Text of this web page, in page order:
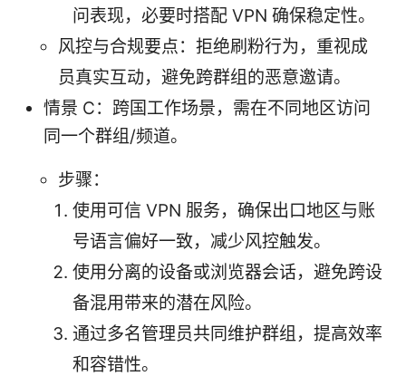
问表现，必要时搭配 VPN 确保稳定性。
风控与合规要点：拒绝刷粉行为，重视成
员真实互动，避免跨群组的恶意邀请。
情景 C：跨国工作场景，需在不同地区访问
同一个群组/频道。
步骤：
使用可信 VPN 服务，确保出口地区与账
号语言偏好一致，减少风控触发。
使用分离的设备或浏览器会话，避免跨设
备混用带来的潜在风险。
通过多名管理员共同维护群组，提高效率
和容错性。